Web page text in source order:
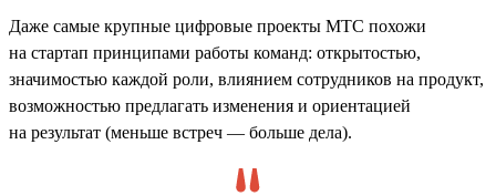
Даже самые крупные цифровые проекты МТС похожи
на стартап принципами работы команд: открытостью,
значимостью каждой роли, влиянием сотрудников на продукт,
возможностью предлагать изменения и ориентацией
на результат (меньше встреч — больше дела).